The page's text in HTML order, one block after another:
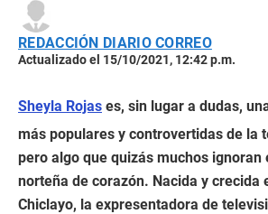
REDACCIÓN DIARIO CORREO
Actualizado el 15/10/2021, 12:42 p.m.
Sheyla Rojas es, sin lugar a dudas,
más populares y controvertidas de la
pero algo que quizás muchos ignoran
norteña de corazón. Nacida y crecida
Chiclayo, la expresentadora de